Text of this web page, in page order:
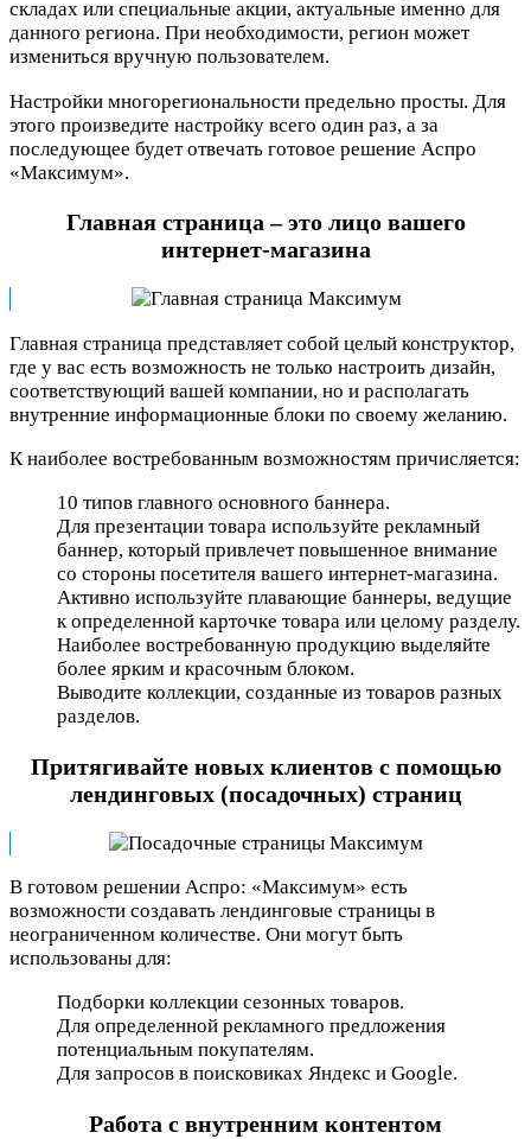
складах или специальные акции, актуальные именно для
данного региона. При необходимости, регион может
измениться вручную пользователем.
Настройки многорегиональности предельно просты. Для
этого произведите настройку всего один раз, а за
последующее будет отвечать готовое решение Аспро
«Максимум».
Главная страница – это лицо вашего
интернет-магазина
Главная страница представляет собой целый конструктор,
где у вас есть возможность не только настроить дизайн,
соответствующий вашей компании, но и располагать
внутренние информационные блоки по своему желанию.
К наиболее востребованным возможностям причисляется:
10 типов главного основного баннера.
Для презентации товара используйте рекламный
баннер, который привлечет повышенное внимание
со стороны посетителя вашего интернет-магазина.
Активно используйте плавающие баннеры, ведущие
к определенной карточке товара или целому разделу.
Наиболее востребованную продукцию выделяйте
более ярким и красочным блоком.
Выводите коллекции, созданные из товаров разных
разделов.
Притягивайте новых клиентов с помощью
лендинговых (посадочных) страниц
В готовом решении Аспро: «Максимум» есть
возможности создавать лендинговые страницы в
неограниченном количестве. Они могут быть
использованы для:
Подборки коллекции сезонных товаров.
Для определенной рекламного предложения
потенциальным покупателям.
Для запросов в поисковиках Яндекс и Google.
Работа с внутренним контентом